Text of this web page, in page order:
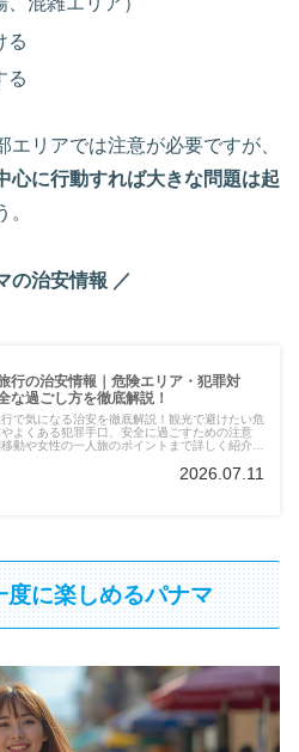
る
る
リアでは注意が必要ですが、
心に行動すれば大きな問題は起
の治安情報 ／
行の治安情報｜危険エリア・犯罪対
な過ごし方を徹底解説！
で気になる治安を徹底解説！観光で避けたい危
よくある犯罪手口、安全に過ごすための注意
動や女性の一人旅のポイントまで詳しく紹介。
2026.07.11
度に楽しめるパナマ